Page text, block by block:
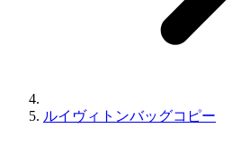
ルイヴィトンバッグコピー